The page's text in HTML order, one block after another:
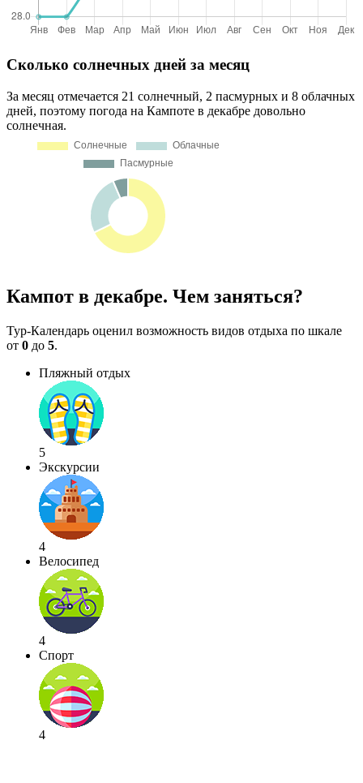
Сколько солнечных дней за месяц
За месяц отмечается 21 солнечный, 2 пасмурных и 8 облачных
дней, поэтому погода на Кампоте в декабре довольно
солнечная.
Кампот в декабре. Чем заняться?
Тур-Календарь оценил возможность видов отдыха по шкале
от 0 до 5.
Пляжный отдых
5
Экскурсии
4
Велосипед
4
Спорт
4